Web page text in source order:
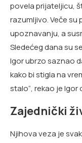
povela prijateljicu,
razumljivo. Veče su
upoznavanju, a
Sledećeg dana su
Igor ubrzo saznao
kako bi stigla na
stalo“, rekao je
Zajednički
Njihova veza je